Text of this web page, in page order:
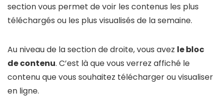
section vous permet de voir les contenus les plus
téléchargés ou les plus visualisés de la semaine.
Au niveau de la section de droite, vous avez le bloc
de contenu. C’est là que vous verrez affiché le
contenu que vous souhaitez télécharger ou visualiser
en ligne.